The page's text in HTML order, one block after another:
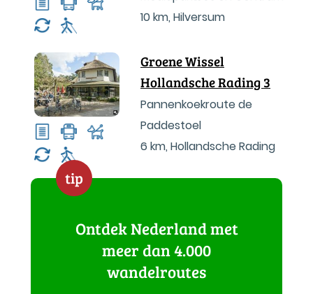
10 km, Hilversum
Groene Wissel
Hollandsche Rading 3
Pannenkoekroute de
Paddestoel
6 km, Hollandsche Rading
tip
Ontdek Nederland met
meer dan 4.000
wandelroutes